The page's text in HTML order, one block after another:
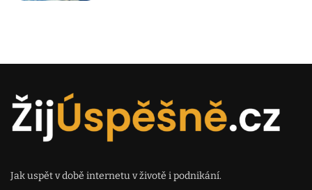
Jak uspět v době internetu v životě i podnikání.